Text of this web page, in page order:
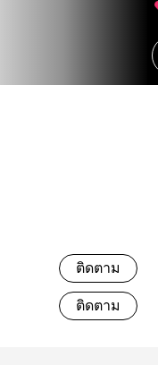
ติดตาม
ติดตาม